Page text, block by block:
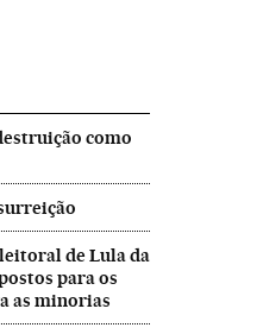
como
de Lula da
para os
as minorias